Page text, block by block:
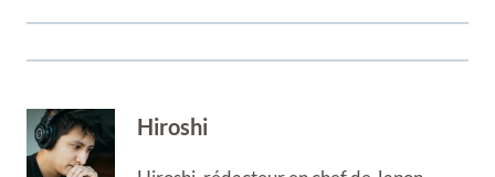
Hiroshi